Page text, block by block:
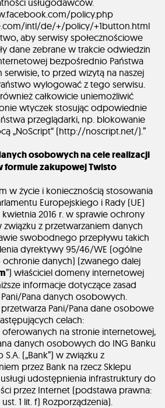
usługodawców.
policy.php
intl/de/+/policy/+1button.html
aby serwisy społecznościowe
dane zebrane w trakcie odwiedzin
bezpośrednio Państwa
to przed wizytą na naszej
wylogować z tego serwisu.
całkowicie uniemożliwić
wtyczek stosując odpowiednie
przeglądarki, np. blokowanie
„NoScript“ (http://noscript.net/).”
osobowych na cele realizacji
formule zakupowej Twisto
w życie i koniecznością stosowania
Europejskiego i Rady (UE)
kwietnia 2016 r. w sprawie ochrony
z przetwarzaniem danych
swobodnego przepływu takich
dyrektywy 95/46/WE (ogólne
danych) (zwanego dalej
”) właściciel domeny internetowej
informacje dotyczące zasad
Pana danych osobowych.
Pani/Pana dane osobowe
celach:
oferowanych na stronie internetowej,
danych osobowych do ING Banku
S.A. („Bank”) w związku z
przez Bank na rzecz Sklepu
udostępnienia infrastruktury do
przez Internet (podstawa prawna:
1 lit. f) Rozporządzenia).